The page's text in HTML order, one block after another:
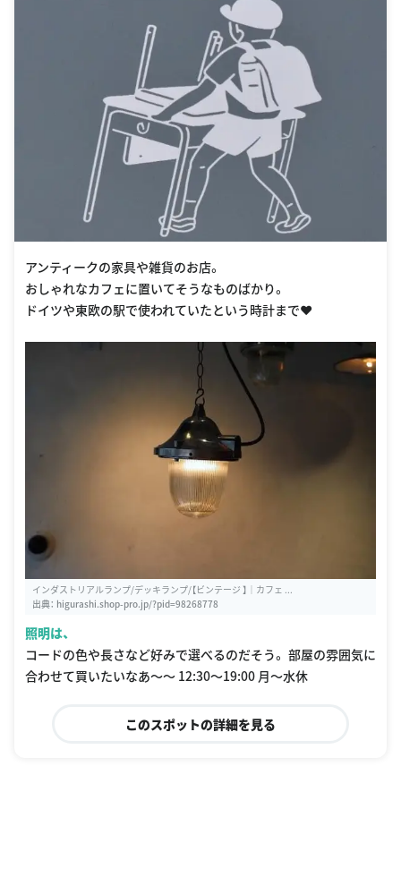
アンティークの家具や雑貨のお店。
おしゃれなカフェに置いてそうなものばかり。
ドイツや東欧の駅で使われていたという時計まで❤︎
インダストリアルランプ/デッキランプ/【ビンテージ 】｜カフェ ...
出典： higurashi.shop-pro.jp/?pid=98268778
照明は、
コードの色や長さなど好みで選べるのだそう。 部屋の雰囲気に
合わせて買いたいなあ〜〜 12:30〜19:00 月〜水休
このスポットの詳細を見る